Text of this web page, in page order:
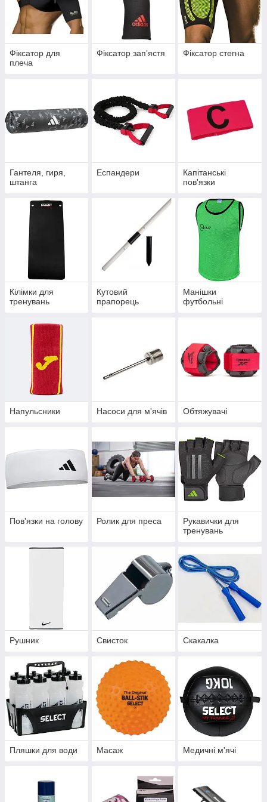
Фіксатор для
плеча
Фіксатор запʼястя Фіксатор стегна
Гантеля, гиря,
штанга
Еспандери
Капітанські
пов'язки
Кілімки для
тренувань
Кутовий
прапорець
Манішки
футбольні
Напульсники Насоси для м'ячів Обтяжувачі
Пов'язки на голову Ролик для преса
Рукавички для
тренувань
Рушник Свисток Скакалка
Пляшки для води Масаж Медичні м'ячі